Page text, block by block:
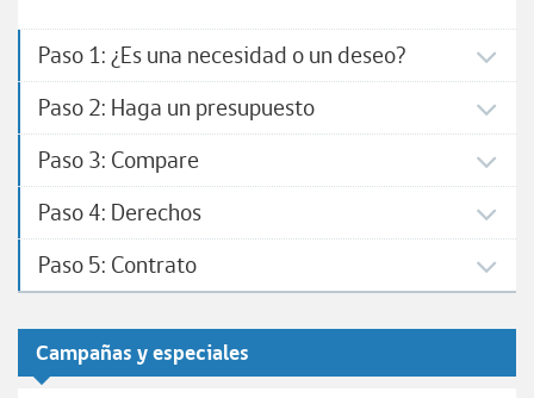
Paso 1: ¿Es una necesidad o un deseo?
Paso 2: Haga un presupuesto
Paso 3: Compare
Paso 4: Derechos
Paso 5: Contrato
Campañas y especiales